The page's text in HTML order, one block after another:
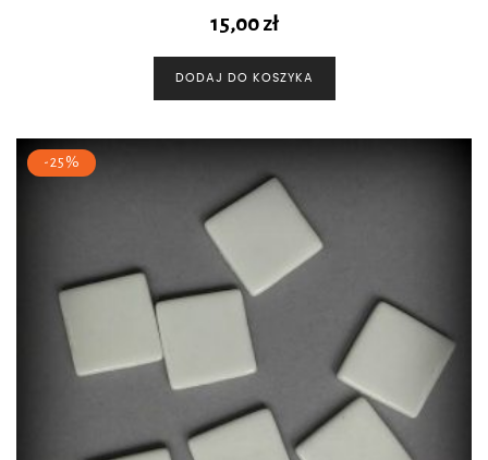
15,00zł
DODAJ DO KOSZYKA
-25%